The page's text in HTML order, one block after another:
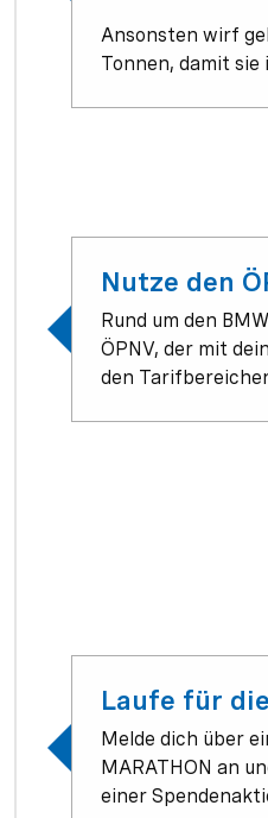
Ansonsten wirf
Tonnen, damit
Nutze den
Rund um den
ÖPNV, der mit
den
Laufe für
Melde dich über
MARATHON an
einer